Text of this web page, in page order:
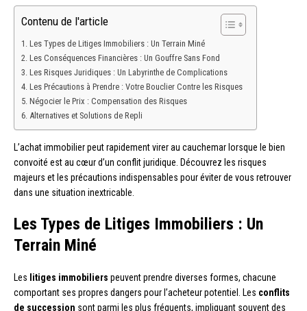
Contenu de l'article
Les Types de Litiges Immobiliers : Un Terrain Miné
Les Conséquences Financières : Un Gouffre Sans Fond
Les Risques Juridiques : Un Labyrinthe de Complications
Les Précautions à Prendre : Votre Bouclier Contre les Risques
Négocier le Prix : Compensation des Risques
Alternatives et Solutions de Repli
L’achat immobilier peut rapidement virer au cauchemar lorsque le bien
convoité est au cœur d’un conflit juridique. Découvrez les risques
majeurs et les précautions indispensables pour éviter de vous retrouver
dans une situation inextricable.
Les Types de Litiges Immobiliers : Un
Terrain Miné
Les litiges immobiliers peuvent prendre diverses formes, chacune
comportant ses propres dangers pour l’acheteur potentiel. Les conflits
de succession sont parmi les plus fréquents, impliquant souvent des